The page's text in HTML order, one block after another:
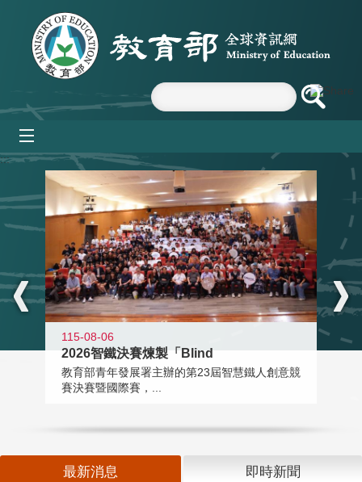
跳到主要內容區塊
:::
115-08-06
2026智鐵決賽煉製「Blind
教育部青年發展署主辦的第23屆智慧鐵人創意競
賽決賽暨國際賽，...
最新消息 即時新聞